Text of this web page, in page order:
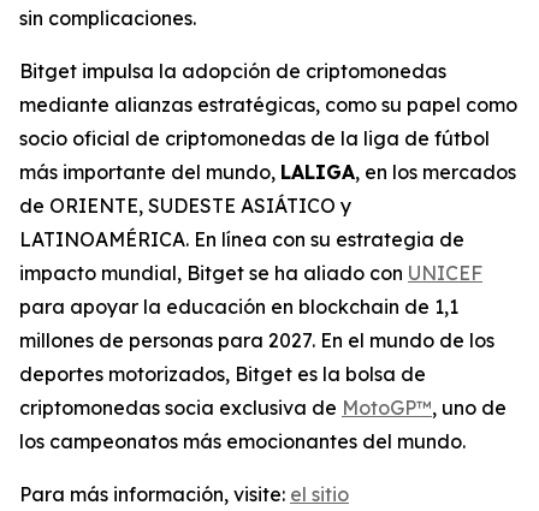
sin complicaciones.
Bitget impulsa la adopción de criptomonedas
mediante alianzas estratégicas, como su papel como
socio oficial de criptomonedas de la liga de fútbol
más importante del mundo, LALIGA, en los mercados
de ORIENTE, SUDESTE ASIÁTICO y
LATINOAMÉRICA. En línea con su estrategia de
impacto mundial, Bitget se ha aliado con UNICEF
para apoyar la educación en blockchain de 1,1
millones de personas para 2027. En el mundo de los
deportes motorizados, Bitget es la bolsa de
criptomonedas socia exclusiva de MotoGP™, uno de
los campeonatos más emocionantes del mundo.
Para más información, visite: el sitio